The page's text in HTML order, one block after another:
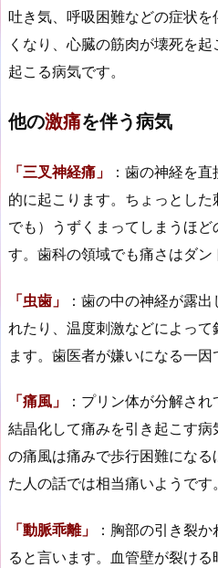
吐き気、呼吸困難などの症状
くなり、心臓の筋肉が壊死を
起こる病気です。
他の激痛を伴う病気
「三叉神経痛」
：歯の神経を
的に起こります。ちょっとし
でも）うずくまってしまうほど
す。歯科の領域でも痛さはダン
「虫歯」
：歯の中の神経が露
れたり、温度刺激などによっ
ます。歯医者が嫌いになる一因
「痛風」
：プリン体が分解さ
結晶化して痛みを引き起こす
の痛風は痛みで歩行困難にな
た人の話では相当痛いようです。
「動脈乖離」
：胸部の引き裂
ると言います。血管壁が裂け